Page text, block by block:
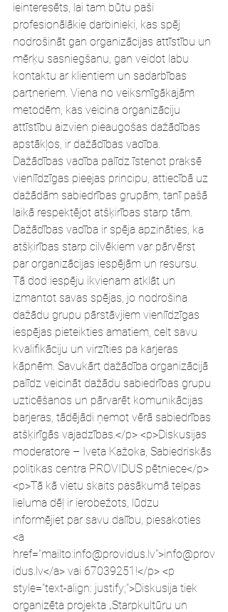
ieinteresēts, lai tam būtu paši
profesionālākie darbinieki, kas spēj
nodrošināt gan organizācijas attīstību un
mērķu sasniegšanu, gan veidot labu
kontaktu ar klientiem un sadarbības
partneriem. Viena no veiksmīgākajām
metodēm, kas veicina organizāciju
attīstību aizvien pieaugošas dažādības
apstākļos, ir dažādības vadība.
Dažādības vadība palīdz īstenot praksē
vienlīdzīgas pieejas principu, attiecībā uz
dažādām sabiedrības grupām, tanī pašā
laikā respektējot atšķirības starp tām.
Dažādības vadība ir spēja apzināties, ka
atšķirības starp cilvēkiem var pārvērst
par organizācijas iespējām un resursu.
Tā dod iespēju ikvienam atklāt un
izmantot savas spējas, jo nodrošina
dažādu grupu pārstāvjiem vienlīdzīgas
iespējas pieteikties amatiem, celt savu
kvalifikāciju un virzīties pa karjeras
kāpnēm. Savukārt dažādība organizācijā
palīdz veicināt dažādu sabiedrības grupu
uzticēšanos un pārvarēt komunikācijas
barjeras, tādējādi ņemot vērā sabiedrības
atšķirīgās vajadzības.</p> <p>Diskusijas
moderatore – Iveta Kažoka, Sabiedriskās
politikas centra PROVIDUS pētniece</p>
<p>Tā kā vietu skaits pasākumā telpas
lieluma dēļ ir ierobežots, lūdzu
informējiet par savu dalību, piesakoties
<a
href="mailto:info@providus.lv">info@prov
idus.lv</a> vai 67039251!</p> <p
style="text-align: justify;">Diskusija tiek
organizēta projekta „Starpkultūru un